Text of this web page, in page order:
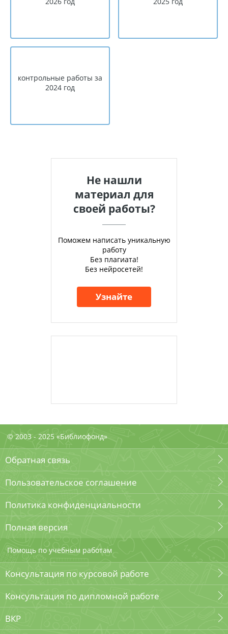
контрольные работы за
2024 год
Не нашли
материал для
своей работы?
Поможем написать уникальную
работу
Без плагиата!
Без нейросетей!
Узнайте
© 2003 - 2025 «Библиофонд»
Обратная связь
Пользовательское соглашение
Политика конфиденциальности
Полная версия
Помощь по учебным работам
Консультация по курсовой работе
Консультация по дипломной работе
ВКР